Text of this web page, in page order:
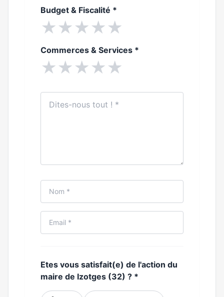
Budget & Fiscalité *
★★★★★
Commerces & Services *
★★★★★
Etes vous satisfait(e) de l'action du
maire de Izotges (32) ? *